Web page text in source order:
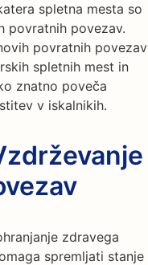
spletna mesta so
povratnih povezav.
povratnih povezav
spletnih mest in
znatno poveča
v iskalnikih.
zdravega
spremljati stanje